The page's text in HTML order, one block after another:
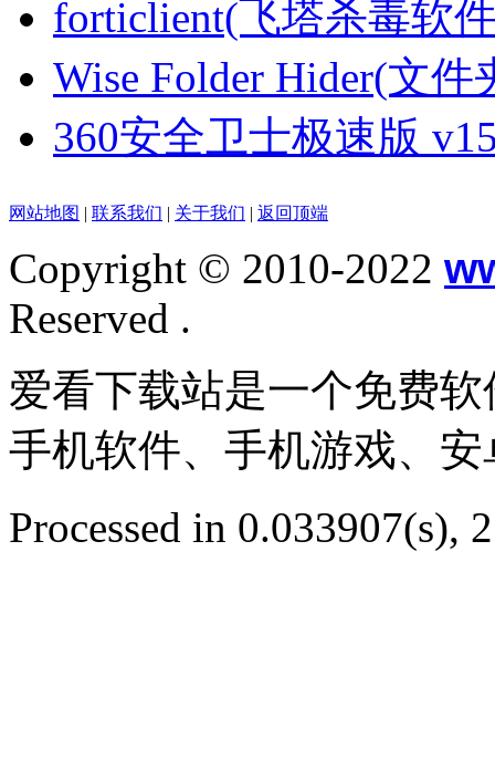
forticlient(飞塔杀毒软
Wise Folder Hider(文件
360安全卫士极速版
网站地图 联系我们 关于我们 返回顶端
Copyright © 2010-2022
Reserved .
爱看下载站是一个免费
手机软件、手机游戏、
Processed in 0.033907(s),